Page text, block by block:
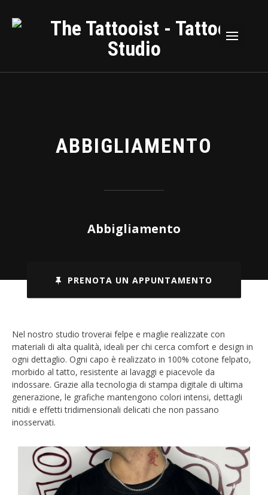
ABBIGLIAMENTO
Abbigliamento
PRENOTA UN APPUNTAMENTO
Nel nostro studio troverai felpe e maglie realizzate con
materiali di alta qualità, ideali per chi cerca comfort e design in
ogni dettaglio. Ogni capo è realizzato in 100% cotone felpato,
morbido al tatto, resistente ai lavaggi e piacevole da
indossare. Grazie alla tecnologia di stampa digitale di ultima
generazione, le grafiche mantengono colori intensi, dettagli
nitidi e effetti tridimensionali delicati che non passano
inosservati.